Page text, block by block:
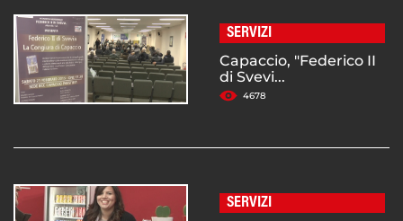
SERVIZI
Capaccio, "Federico II
di Svevi...
4678
SERVIZI